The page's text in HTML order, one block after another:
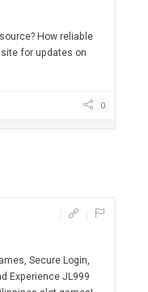
How reliable
for updates on
0
Secure Login,
Experience JL999